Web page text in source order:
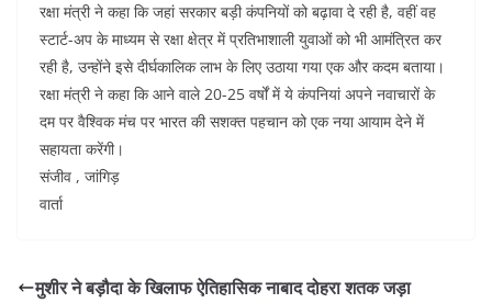
रक्षा मंत्री ने कहा कि जहां सरकार बड़ी कंपनियों को बढ़ावा दे रही है, वहीं वह
स्टार्ट-अप के माध्यम से रक्षा क्षेत्र में प्रतिभाशाली युवाओं को भी आमंत्रित कर
रही है, उन्होंने इसे दीर्घकालिक लाभ के लिए उठाया गया एक और कदम बताया।
रक्षा मंत्री ने कहा कि आने वाले 20-25 वर्षों में ये कंपनियां अपने नवाचारों के
दम पर वैश्विक मंच पर भारत की सशक्त पहचान को एक नया आयाम देने में
सहायता करेंगी।
संजीव , जांगिड़
वार्ता
मुशीर ने बड़ौदा के खिलाफ ऐतिहासिक नाबाद दोहरा शतक जड़ा